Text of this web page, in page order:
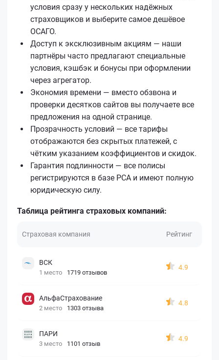
условия сразу у нескольких надёжных
страховщиков и выберите самое дешёвое
ОСАГО.
Доступ к эксклюзивным акциям — наши
партнёры часто предлагают специальные
условия, кэшбэк и бонусы при оформлении
через агрегатор.
Экономия времени — вместо обзвона и
проверки десятков сайтов вы получаете все
предложения на одной странице.
Прозрачность условий — все тарифы
отображаются без скрытых платежей, с
чётким указанием коэффициентов и скидок.
Гарантия подлинности — все полисы
регистрируются в базе РСА и имеют полную
юридическую силу.
Таблица рейтинга страховых компаний:
Страховая компания Рейтинг
ВСК
1 место 1719 отзывов
4.9
АльфаСтрахование
2 место 1303 отзыва
4.8
ПАРИ
3 место 1101 отзыв
4.9